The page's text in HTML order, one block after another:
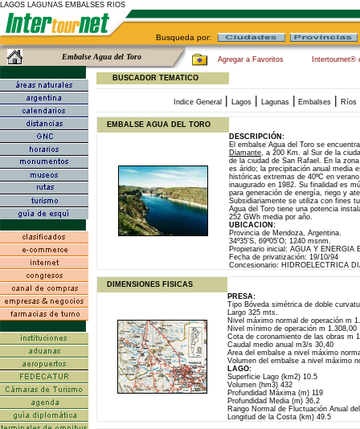
LAGOS LAGUNAS EMBALSES RIOS
Busqueda por:
Embalse Agua del Toro Agregar a Favoritos Intertournet®
BUSCADOR TEMATICO
Indice General| Lagos | Lagunas | Embalses | Ríos
EMBALSE AGUA DEL TORO
DESCRIPCIÓN:
El embalse Agua del Toro se
Diamante, a 200 Km. al Sur de la
de la ciudad de San Rafael. En la
es árido; la precipitación anual media
históricas extremas de 40ºC en
inaugurado en 1982. Su finalidad es
para generación de energía, riego y
Subsidiariamente se utiliza con fines
Agua del Toro tiene una potencia
252 GWh media por año.
UBICACION:
Provincia de Mendoza, Argentina.
34º35'S, 69º05'O; 1240 msnm.
Propietario inicial: AGUA Y ENERGIA
Fecha de privatización: 19/10/94
Concesionario: HIDROELECTRICA
DIMENSIONES FISICAS
PRESA:
Tipo Bóveda simétrica de doble
Largo 325 mts.
Nivel máximo normal de operación m
Nivel mínimo de operación m 1.308,00
Cota de coronamiento de las obras m
Caudal medio anual m3/s 30,40
Area del embalse a nivel máximo
Volumen del embalse a nivel máximo
LAGO:
Superficie Lago (km2) 10.5
Volumen (hm3) 432
Profundidad Máxima (m) 119
Profundidad Media (m) 36,2
Rango Normal de Fluctuación Anual
Longitud de la Costa (km) 49.5